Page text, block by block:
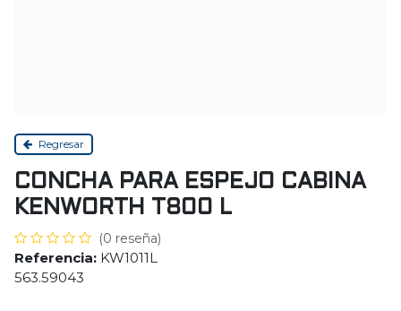
Regresar
CONCHA PARA ESPEJO CABINA
KENWORTH T800 L
(0 reseña)
Referencia: KW1011L
563.59043